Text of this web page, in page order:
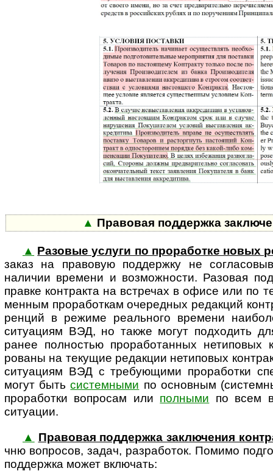
▲ Правовая поддержка
▲ Разовые услуги по проработке новых
заказ на правовую поддержку не
наличии времени и возможности. Разовая
правке контракта на встречах в офисе или
менным проработкам очередных редакций
ренций в режиме реаль­ного времени
ситуациям ВЭД, но также могут подходить
ранее полностью прорабо­танных нетиповых
рованы на текущие редакции нетиповых
ситуациям ВЭД с требующими прора­ботки
могут бытьсистемными по основным
проработки вопросам или полными по всем
ситуации.
▲ Правовая поддержка заклю­чения
чню воп­росов, задач, разра­боток. Помимо
под­держка может включать: